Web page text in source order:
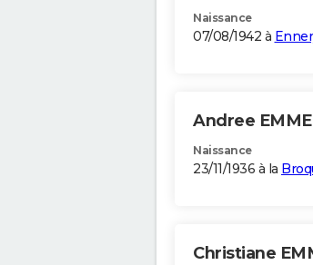
Naissance
07/08/1942 à
Andree
Naissance
23/11/1936 à la
Christiane